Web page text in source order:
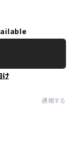
け
通報する